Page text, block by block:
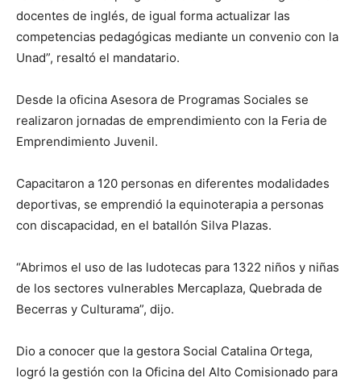
docentes de inglés, de igual forma actualizar las
competencias pedagógicas mediante un convenio con la
Unad”, resaltó el mandatario.
Desde la oficina Asesora de Programas Sociales se
realizaron jornadas de emprendimiento con la Feria de
Emprendimiento Juvenil.
Capacitaron a 120 personas en diferentes modalidades
deportivas, se emprendió la equinoterapia a personas
con discapacidad, en el batallón Silva Plazas.
“Abrimos el uso de las ludotecas para 1322 niños y niñas
de los sectores vulnerables Mercaplaza, Quebrada de
Becerras y Culturama”, dijo.
Dio a conocer que la gestora Social Catalina Ortega,
logró la gestión con la Oficina del Alto Comisionado para